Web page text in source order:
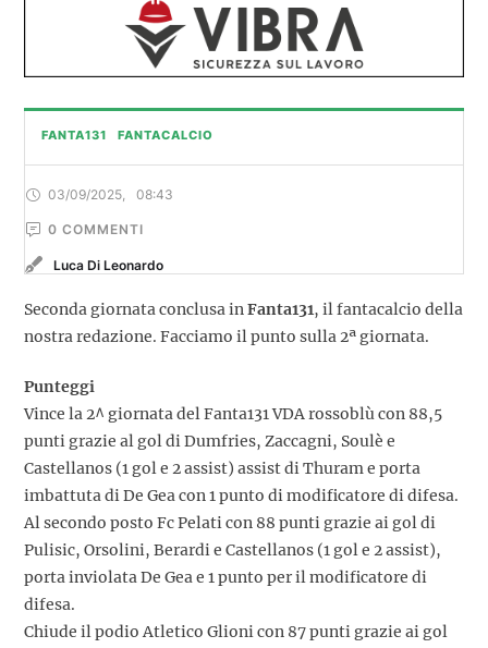
FANTA131 FANTACALCIO
03/09/2025, 08:43
0 COMMENTI
Luca Di Leonardo
Seconda giornata conclusa inFanta131, il fantacalcio della
nostra redazione. Facciamo il punto sulla 2ª giornata.
Punteggi
Vince la 2^ giornata del Fanta131 VDA rossoblù con 88,5
punti grazie al gol di Dumfries, Zaccagni, Soulè e
Castellanos (1 gol e 2 assist) assist di Thuram e porta
imbattuta di De Gea con 1 punto di modificatore di difesa.
Al secondo posto Fc Pelati con 88 punti grazie ai gol di
Pulisic, Orsolini, Berardi e Castellanos (1 gol e 2 assist),
porta inviolata De Gea e 1 punto per il modificatore di
difesa.
Chiude il podio Atletico Glioni con 87 punti grazie ai gol